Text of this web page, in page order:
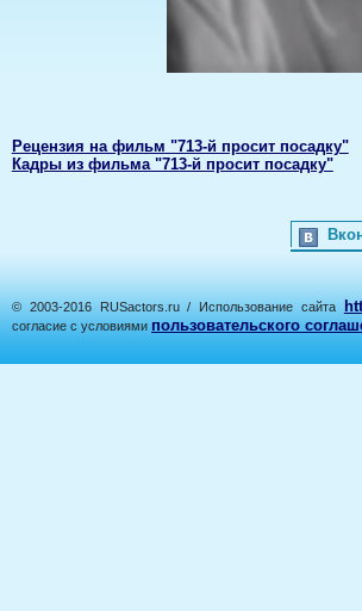
Рецензия на фильм "713-й просит посадку"
Кадры из фильма "713-й просит посадку"
© 2003-2016 RUSactors.ru / Использование сайта
согласие с условиями пользовательского